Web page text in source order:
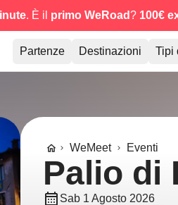
. È il primo WeRoad? 100€
Partenze Destinazioni Tipi
WeMeet Eventi
Palio di
Sab 1 Agosto 2026